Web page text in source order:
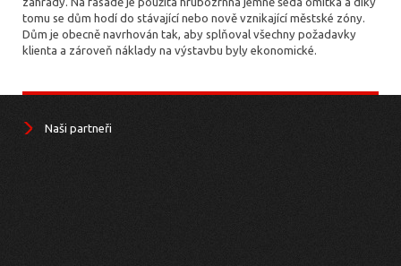
tomu se dům hodí do stávající nebo nově vznikající městské zóny.
Dům je obecně navrhován tak, aby splňoval všechny požadavky
klienta a zároveň náklady na výstavbu byly ekonomické.
Naši partneři